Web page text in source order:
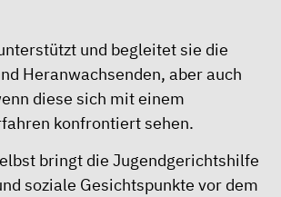
und begleitet sie die
Heranwachsenden, aber auch
diese sich mit einem
konfrontiert sehen.
bringt die Jugendgerichtshilfe
soziale Gesichtspunkte vor dem